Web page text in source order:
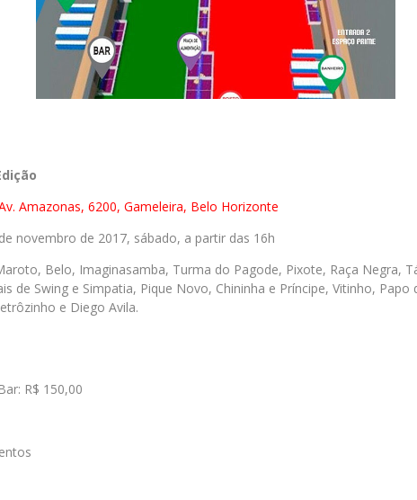
Amazonas, 6200, Gameleira, Belo Horizonte
novembro de 2017, sábado, a partir das 16h
Belo, Imaginasamba, Turma do Pagode, Pixote, Raça Negra,
de Swing e Simpatia, Pique Novo, Chininha e Príncipe, Vitinho, Papo
e Diego Avila.
R$ 150,00